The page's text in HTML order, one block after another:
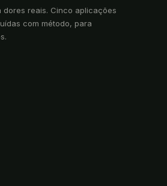
dores reais. Cinco aplicações
com método, para